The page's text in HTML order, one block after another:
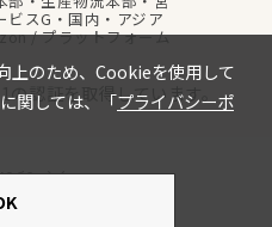
ビスG・国内・アジア
/ プラットフォーム
認証を取得しています。